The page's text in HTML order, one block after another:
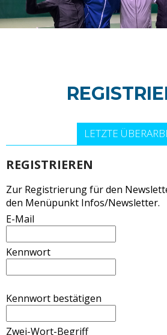
LETZTE
REGISTRIEREN
Zur Registrierung für den
den Menüpunkt Infos/Newsletter.
E-Mail
Kennwort
Kennwort bestätigen
Zwei-Wort-Begriff